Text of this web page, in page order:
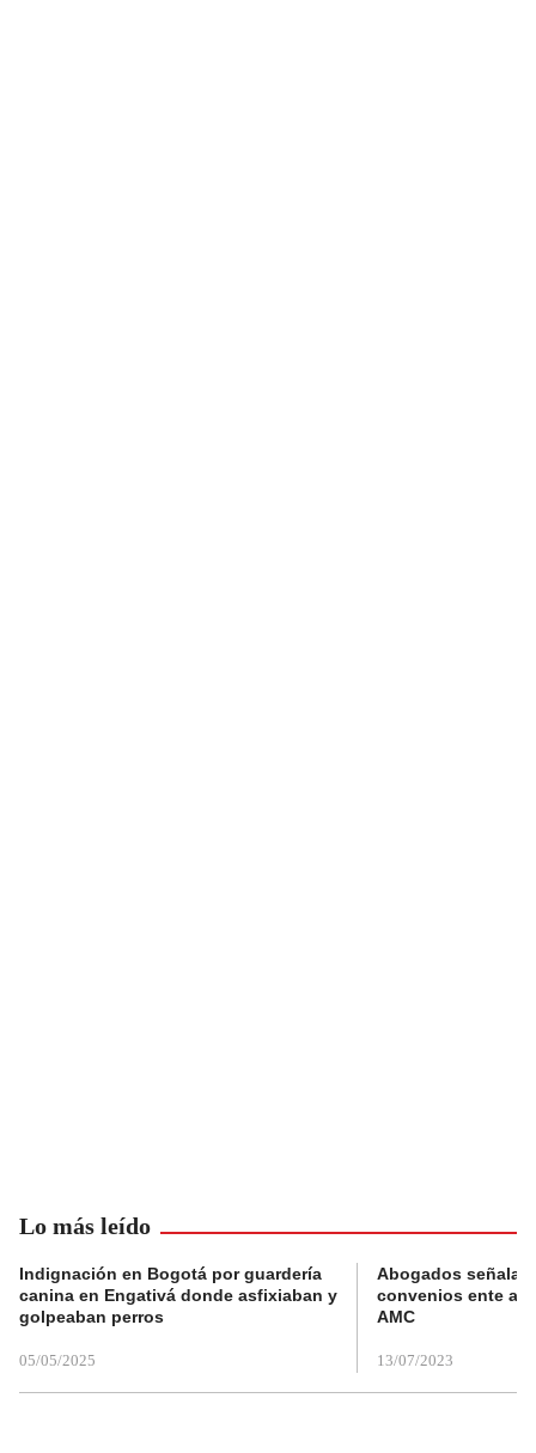
Lo más leído
Indignación en Bogotá por guardería
canina en Engativá donde asfixiaban y
golpeaban perros
05/05/2025
Abogados
convenios ente
AMC
13/07/2023